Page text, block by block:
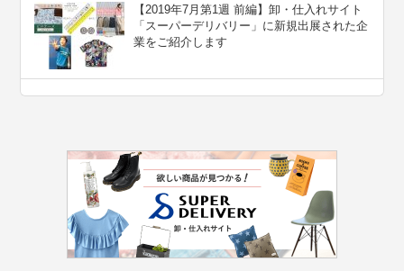
【2019年7月第1週 前編】卸・仕入れサイト
「スーパーデリバリー」に新規出展された企
業をご紹介します